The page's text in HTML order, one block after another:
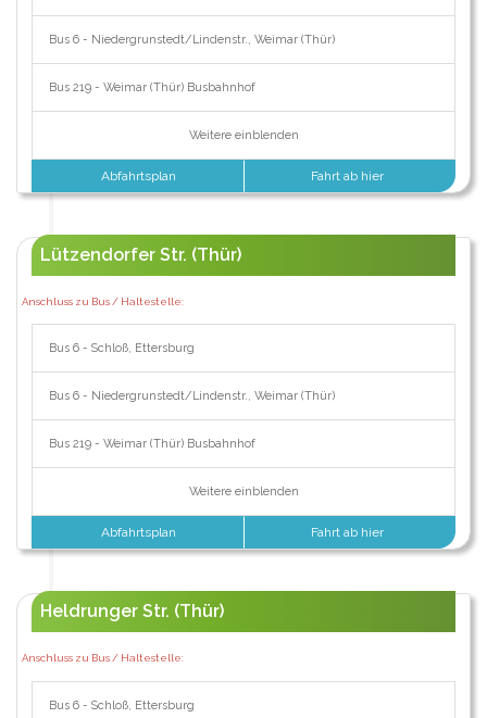
Bus 6 - Niedergrunstedt/Lindenstr., Weimar (Thür)
Bus 219 - Weimar (Thür) Busbahnhof
Weitere einblenden
Abfahrtsplan Fahrt ab hier
Lützendorfer Str. (Thür)
Anschluss zu Bus / Haltestelle:
Bus 6 - Schloß, Ettersburg
Bus 6 - Niedergrunstedt/Lindenstr., Weimar (Thür)
Bus 219 - Weimar (Thür) Busbahnhof
Weitere einblenden
Abfahrtsplan Fahrt ab hier
Heldrunger Str. (Thür)
Anschluss zu Bus / Haltestelle:
Bus 6 - Schloß, Ettersburg